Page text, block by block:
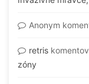
Anonym
retris
zóny